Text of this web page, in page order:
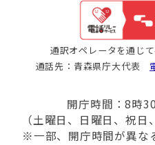
通訳オペレータを通じ
通話先：青森県庁大代表
開庁時間：8時
（土曜日、日曜日、祝日
※一部、開庁時間が異な